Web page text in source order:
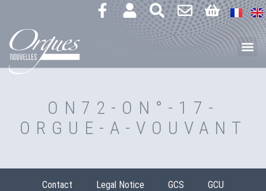
ON72-ON°-17-
ORGUE-A-VOUVANT
Contact Legal Notice GCS GCU